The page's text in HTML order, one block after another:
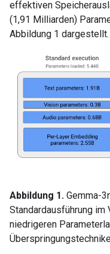
effektiven
(1,91 Milliarden)
Abbildung 1 dargestellt.
Abbildung 1. Gemma-
Standardausführung
niedrigeren